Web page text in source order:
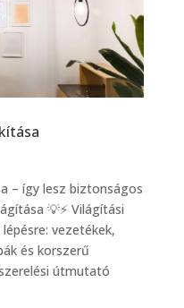
– így lesz biztonságos
💡⚡ Világítási
vezetékek,
és korszerű
útmutató